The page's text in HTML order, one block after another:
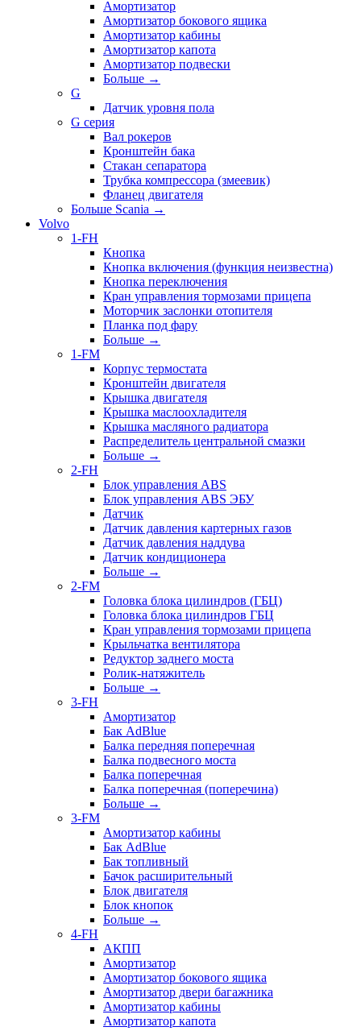
Амортизатор
Амортизатор бокового ящика
Амортизатор кабины
Амортизатор капота
Амортизатор подвески
Больше →
G
Датчик уровня пола
G серия
Вал рокеров
Кронштейн бака
Стакан сепаратора
Трубка компрессора (змеевик)
Фланец двигателя
Больше Scania →
Volvo
1-FH
Кнопка
Кнопка включения (функция неизвестна)
Кнопка переключения
Кран управления тормозами прицепа
Моторчик заслонки отопителя
Планка под фару
Больше →
1-FM
Корпус термостата
Кронштейн двигателя
Крышка двигателя
Крышка маслоохладителя
Крышка масляного радиатора
Распределитель центральной смазки
Больше →
2-FH
Блок управления ABS
Блок управления ABS ЭБУ
Датчик
Датчик давления картерных газов
Датчик давления наддува
Датчик кондиционера
Больше →
2-FM
Головка блока цилиндров (ГБЦ)
Головка блока цилиндров ГБЦ
Кран управления тормозами прицепа
Крыльчатка вентилятора
Редуктор заднего моста
Ролик-натяжитель
Больше →
3-FH
Амортизатор
Бак AdBlue
Балка передняя поперечная
Балка подвесного моста
Балка поперечная
Балка поперечная (поперечина)
Больше →
3-FM
Амортизатор кабины
Бак AdBlue
Бак топливный
Бачок расширительный
Блок двигателя
Блок кнопок
Больше →
4-FH
АКПП
Амортизатор
Амортизатор бокового ящика
Амортизатор двери багажника
Амортизатор кабины
Амортизатор капота